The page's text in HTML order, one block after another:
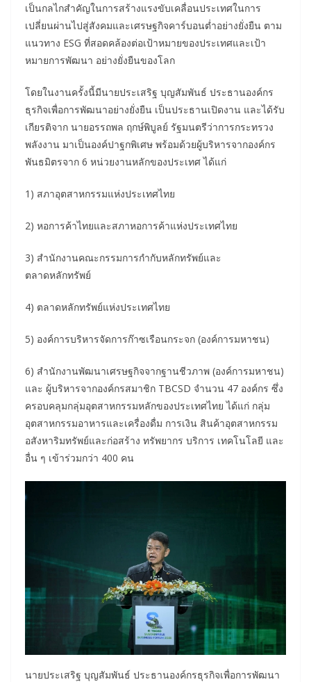
เป็นกลไกสำคัญในการสร้างแรงขับเคลื่อนประเทศในการ
เปลี่ยนผ่านไปสู่สังคมและเศรษฐกิจคาร์บอนต่ำอย่างยั่งยืน ตาม
แนวทาง ESG ที่สอดคล้องต่อเป้าหมายของประเทศและเป้า
หมายการพัฒนา อย่างยั่งยืนของโลก
โดยในงานครั้งนี้มีนายประเสริฐ บุญสัมพันธ์ ประธานองค์กร
ธุรกิจเพื่อการพัฒนาอย่างยั่งยืน เป็นประธานเปิดงาน และได้รับ
เกียรติจาก นายอรรถพล ฤกษ์พิบูลย์ รัฐมนตรีว่าการกระทรวง
พลังงาน มาเป็นองค์ปาฐกพิเศษ พร้อมด้วยผู้บริหารจากองค์กร
พันธมิตรจาก 6 หน่วยงานหลักของประเทศ ได้แก่
1) สภาอุตสาหกรรมแห่งประเทศไทย
2) หอการค้าไทยและสภาหอการค้าแห่งประเทศไทย
3) สำนักงานคณะกรรมการกำกับหลักทรัพย์และ
ตลาดหลักทรัพย์
4) ตลาดหลักทรัพย์แห่งประเทศไทย
5) องค์การบริหารจัดการก๊าซเรือนกระจก (องค์การมหาชน)
6) สำนักงานพัฒนาเศรษฐกิจจากฐานชีวภาพ (องค์การมหาชน)
และ ผู้บริหารจากองค์กรสมาชิก TBCSD จำนวน 47 องค์กร ซึ่ง
ครอบคลุมกลุ่มอุตสาหกรรมหลักของประเทศไทย ได้แก่ กลุ่ม
อุตสาหกรรมอาหารและเครื่องดื่ม การเงิน สินค้าอุตสาหกรรม
อสังหาริมทรัพย์และก่อสร้าง ทรัพยากร บริการ เทคโนโลยี และ
อื่น ๆ เข้าร่วมกว่า 400 คน
นายประเสริฐ บุญสัมพันธ์ ประธานองค์กรธุรกิจเพื่อการพัฒนา